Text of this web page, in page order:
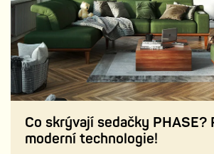
Co skrývají sedačky PHASE?
moderní technologie!